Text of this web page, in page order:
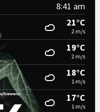
8:41 am
21°C
2 m/s
19°C
2 m/s
18°C
1 m/s
17°C
1 m/s